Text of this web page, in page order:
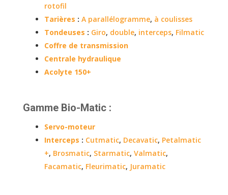
rotofil
Tarières : A parallélogramme, à coulisses
Tondeuses : Giro, double, interceps, Filmatic
Coffre de transmission
Centrale hydraulique
Acolyte 150+
Gamme Bio-Matic :
Servo-moteur
Interceps : Cutmatic, Decavatic, Petalmatic
+, Brosmatic, Starmatic, Valmatic,
Facamatic, Fleurimatic, Juramatic